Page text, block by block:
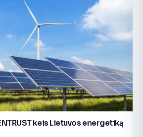
keis Lietuvos energetiką